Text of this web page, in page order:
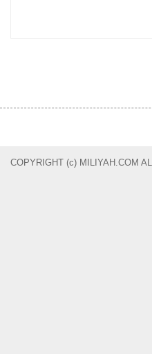
COPYRIGHT (c) MILIYAH.COM